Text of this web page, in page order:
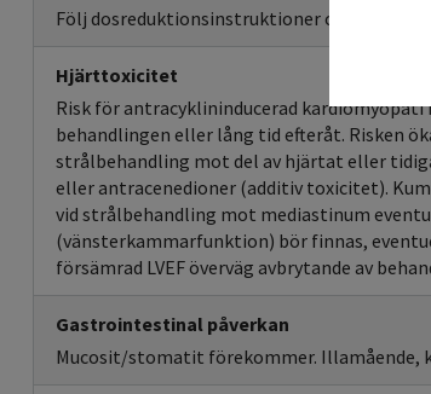
Följ dosreduktionsinstruktioner och/eller
Hjärttoxicitet
Risk för antracyklininducerad
behandlingen eller lång tid efteråt. Risken
strålbehandling mot del av hjärtat eller
eller antracenedioner (additiv toxicitet).
vid strålbehandling mot mediastinum
(vänsterkammarfunktion) bör finnas,
försämrad LVEF överväg avbrytande av
Gastrointestinal påverkan
Mucosit/stomatit förekommer. Illamående,